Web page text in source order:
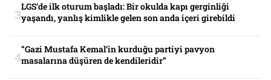
LGS’de ilk oturum başladı: Bir okulda kapı gerginliği
yaşandı, yanlış kimlikle gelen son anda içeri girebildi
“Gazi Mustafa Kemal’in kurduğu partiyi pavyon
masalarına düşüren de kendileridir”